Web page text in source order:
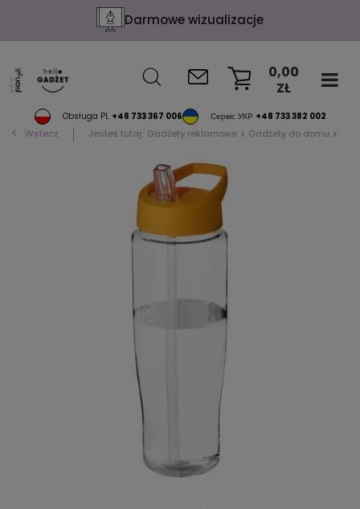
Darmowe wizualizacje
Obsługa PL +48 733 367 006 Сервіс УКР +48 733 382 002
0,00
ZŁ
Wstecz Jesteś tutaj: Gadżety reklamowe Gadżety do domu